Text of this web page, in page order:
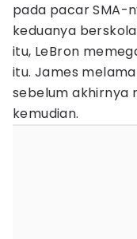
pada pacar SMA-
keduanya
itu, LeBron
itu. James
sebelum akhirnya
kemudian.